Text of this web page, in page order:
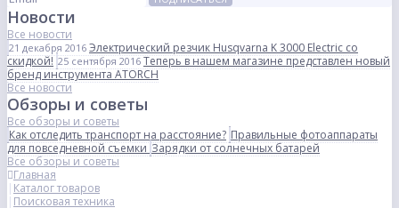
Новости
Все новости
21 декабря 2016 Электрический резчик Husqvarna K 3000 Electric со
скидкой! 25 сентября 2016 Теперь в нашем магазине представлен новый
бренд инструмента ATORCH
Все новости
Обзоры и советы
Все обзоры и советы
Как отследить транспорт на расстояние? Правильные фотоаппараты
для повседневной съемкиЗарядки от солнечных батарей
Все обзоры и советы
Главная
Каталог товаров
Поисковая техника